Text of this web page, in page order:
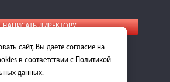
НАПИСАТЬ ДИРЕКТОРУ
информации о стоимости
частей, пожалуйста, обращайтесь к
сайт, Вы даете согласие на
в соответствии с Политикой
данных.